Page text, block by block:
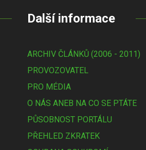
Další informace
ARCHIV ČLÁNKŮ (2006 - 2011)
PROVOZOVATEL
PRO MÉDIA
O NÁS ANEB NA CO SE PTÁTE
PŮSOBNOST PORTÁLU
PŘEHLED ZKRATEK